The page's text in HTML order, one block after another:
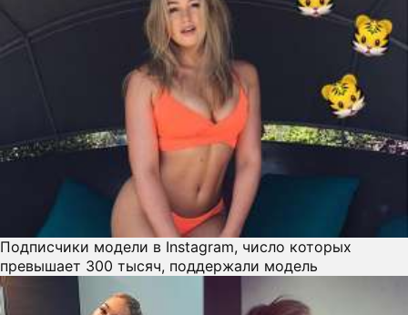
Подписчики модели в Instagram, число которых
превышает 300 тысяч, поддержали модель